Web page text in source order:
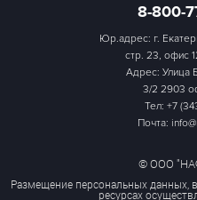
8-800-
Юр.адрес: г.
стр. 23, офис
Адрес: Улица
3/2 2903
Тел: +7
Почта:
© ООО
Размещение персональных данных,
ресурсах